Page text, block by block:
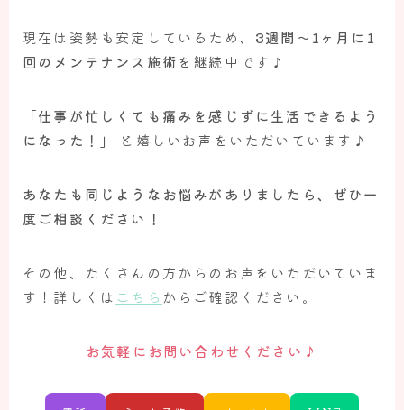
現在は姿勢も安定しているため、 3週間～1ヶ月に1
回のメンテナンス施術を継続中です♪
「仕事が忙しくても痛みを感じずに生活できるよう
になった！」
と嬉しいお声をいただいています♪
あなたも同じようなお悩みがありましたら、ぜひ一
度ご相談ください！
その他、たくさんの方からのお声をいただいていま
す！詳しくは こちら からご確認ください。
お気軽にお問い合わせください♪